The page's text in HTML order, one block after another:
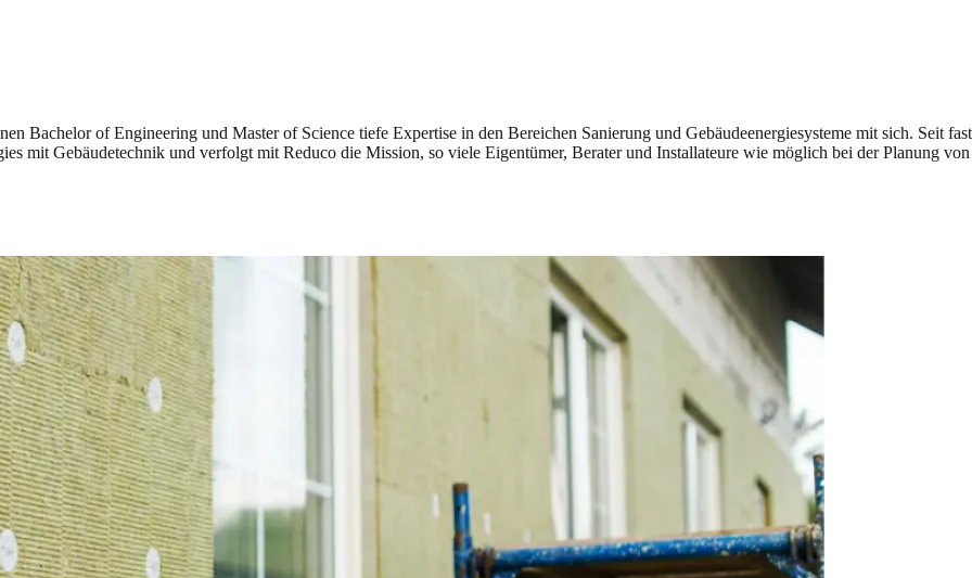
Bachelor of Engineering und Master of Science tiefe Expertise in den Bereichen Sanierung und Gebäudeenergiesysteme mit sich. Seit fast
mit Gebäudetechnik und verfolgt mit Reduco die Mission, so viele Eigentümer, Berater und Installateure wie möglich bei der Planung von